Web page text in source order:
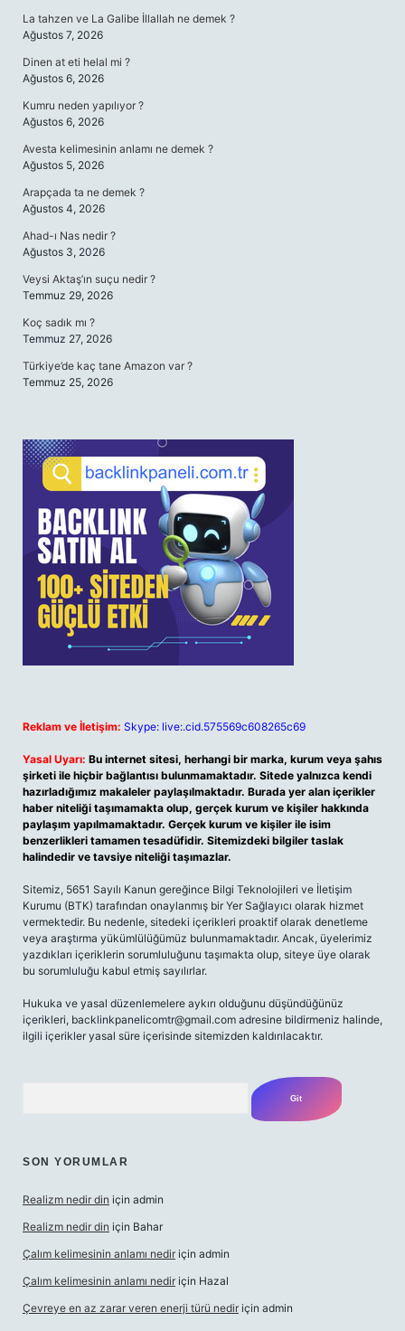
La tahzen ve La Galibe İllallah ne demek ?
Ağustos 7, 2026
Dinen at eti helal mi ?
Ağustos 6, 2026
Kumru neden yapılıyor ?
Ağustos 6, 2026
Avesta kelimesinin anlamı ne demek ?
Ağustos 5, 2026
Arapçada ta ne demek ?
Ağustos 4, 2026
Ahad-ı Nas nedir ?
Ağustos 3, 2026
Veysi Aktaş’ın suçu nedir ?
Temmuz 29, 2026
Koç sadık mı ?
Temmuz 27, 2026
Türkiye’de kaç tane Amazon var ?
Temmuz 25, 2026
Reklam ve İletişim: Skype: live:.cid.575569c608265c69
Yasal Uyarı: Bu internet sitesi, herhangi bir marka, kurum veya şahıs
şirketi ile hiçbir bağlantısı bulunmamaktadır. Sitede yalnızca kendi
hazırladığımız makaleler paylaşılmaktadır. Burada yer alan içerikler
haber niteliği taşımamakta olup, gerçek kurum ve kişiler hakkında
paylaşım yapılmamaktadır. Gerçek kurum ve kişiler ile isim
benzerlikleri tamamen tesadüfidir. Sitemizdeki bilgiler taslak
halindedir ve tavsiye niteliği taşımazlar.
Sitemiz, 5651 Sayılı Kanun gereğince Bilgi Teknolojileri ve İletişim
Kurumu (BTK) tarafından onaylanmış bir Yer Sağlayıcı olarak hizmet
vermektedir. Bu nedenle, sitedeki içerikleri proaktif olarak denetleme
veya araştırma yükümlülüğümüz bulunmamaktadır. Ancak, üyelerimiz
yazdıkları içeriklerin sorumluluğunu taşımakta olup, siteye üye olarak
bu sorumluluğu kabul etmiş sayılırlar.
Hukuka ve yasal düzenlemelere aykırı olduğunu düşündüğünüz
içerikleri, backlinkpanelicomtr@gmail.com adresine bildirmeniz halinde,
ilgili içerikler yasal süre içerisinde sitemizden kaldırılacaktır.
SON YORUMLAR
Realizm nedir din için admin
Realizm nedir din için Bahar
Çalım kelimesinin anlamı nedir için admin
Çalım kelimesinin anlamı nedir için Hazal
Çevreye en az zarar veren enerji türü nedir için admin